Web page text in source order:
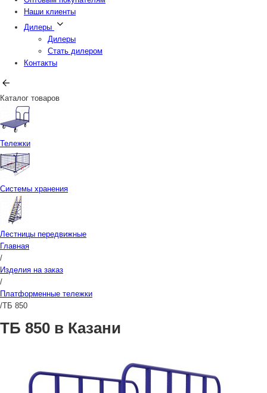
Наши клиенты
Дилеры
Дилеры
Стать дилером
Контакты
Каталог товаров
Тележки
Системы хранения
Лестницы передвижные
Главная
/
Изделия на заказ
/
Платформенные тележки
/ТБ 850
ТБ 850 в Казани